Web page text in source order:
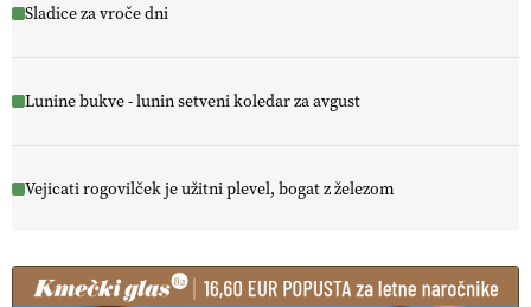
Sladice za vroče dni
Lunine bukve - lunin setveni koledar za avgust
Vejicati rogovilček je užitni plevel, bogat z železom